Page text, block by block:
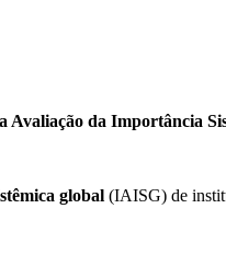
Avaliação da Importância
global (IAISG) de